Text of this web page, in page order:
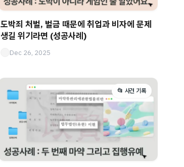
도박죄 처벌, 벌금 때문에 취업과 비자에 문제
생길 위기라면 (성공사례)
Dec 26, 2025
📂 사건 기록